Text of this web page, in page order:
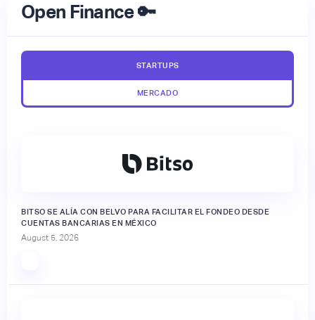
Open Finance 🔑
STARTUPS
MERCADO
BITSO SE ALÍA CON BELVO PARA FACILITAR EL FONDEO DESDE
CUENTAS BANCARIAS EN MÉXICO
August 5, 2026